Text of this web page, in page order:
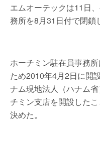
エムオーテックは11日
務所を8月31日付で閉鎖
ホーチミン駐在員事務
ため2010年4月2日に開
ナム現地法人（ハナム
チミン支店を開設した
決めた。